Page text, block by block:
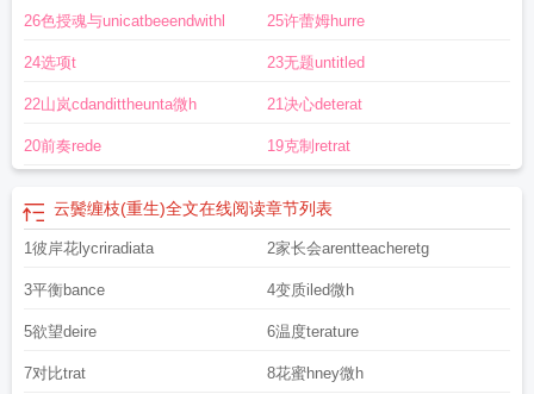
26色授魂与unicatbeeendwithl 25许蕾姆hurre
24选项t 23无题untitled
22山岚cdandittheunta微h 21决心deterat
20前奏rede 19克制retrat
云鬓缠枝(重生)全文在线阅读章节列表
1彼岸花lycriradiata 2家长会arentteacheretg
3平衡bance 4变质iled微h
5欲望deire 6温度terature
7对比trat 8花蜜hney微h